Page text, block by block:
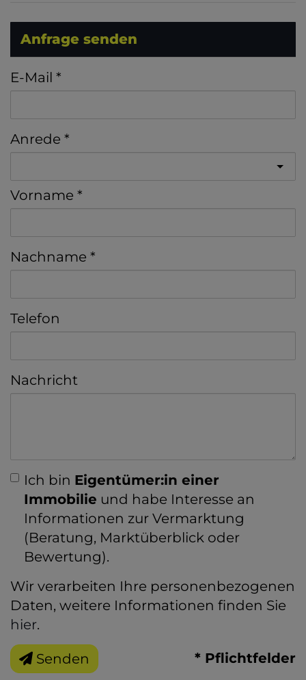
Anfrage senden
E-Mail
Anrede
Vorname
Nachname
Telefon
Nachricht
Ich bin Eigentümer:in einer
Immobilie und habe Interesse an
Informationen zur Vermarktung
(Beratung, Marktüberblick oder
Bewertung).
Wir verarbeiten Ihre personenbezogenen
Daten, weitere Informationen finden Sie
hier.
Senden * Pflichtfelder